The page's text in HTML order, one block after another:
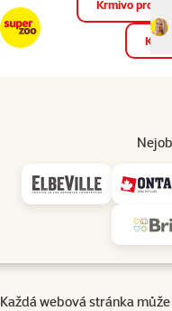
Krmivo pro
používají za účelem
dalších funkcí cookies.
Každá webová stránka